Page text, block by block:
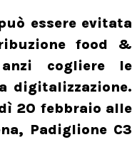
essere evitata
food &
anzi cogliere le
digitalizzazione.
20 febbraio alle
Padiglione C3